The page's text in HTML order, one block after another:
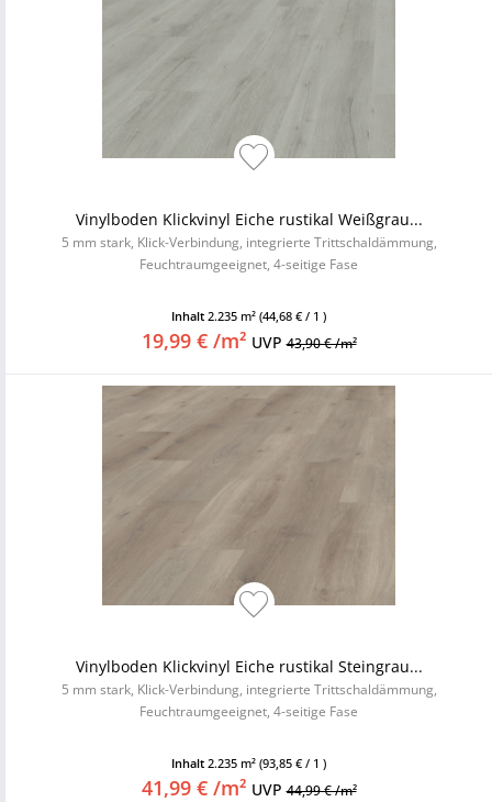
Vinylboden Klickvinyl Eiche rustikal Weißgrau...
5 mm stark, Klick-Verbindung, integrierte Trittschaldämmung,
Feuchtraumgeeignet, 4-seitige Fase
Inhalt 2.235 m² (44,68 € / 1 )
19,99 € /m² UVP43,90 € /m²
Vinylboden Klickvinyl Eiche rustikal Steingrau...
5 mm stark, Klick-Verbindung, integrierte Trittschaldämmung,
Feuchtraumgeeignet, 4-seitige Fase
Inhalt 2.235 m² (93,85 € / 1 )
41,99 € /m² UVP44,99 € /m²